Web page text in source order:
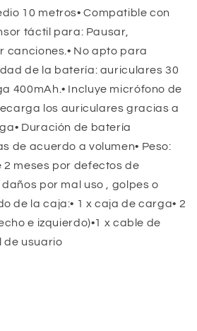
10 metros• Compatible con
táctil para: Pausar,
canciones.• No apto para
de la batería: auriculares 30
400mAh.• Incluye micrófono de
los auriculares gracias a
Duración de batería
de acuerdo a volumen• Peso:
meses por defectos de
por mal uso , golpes o
de la caja:• 1 x caja de carga• 2
e izquierdo)•1 x cable de
de usuario